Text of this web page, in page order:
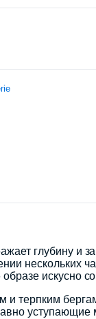
глубину и
нескольких
искусно